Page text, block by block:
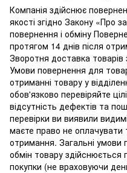
Компанія здійснює
якості згідно Закону «Про
повернення і обміну
протягом 14 днів після
Зворотня доставка
Умови повернення для
отриманні товару у
обов'язково перевіряйте
відсутність дефектів та
перевірки ви виявили
маєте право не оплачувати
отримання. Загальні умови
обмін товару
покупки (не враховуючи